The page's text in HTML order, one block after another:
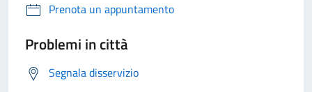
Prenota un appuntamento
Problemi in città
Segnala disservizio